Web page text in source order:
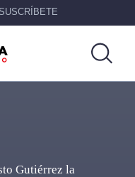
SUSCRÍBETE
Gutiérrez la